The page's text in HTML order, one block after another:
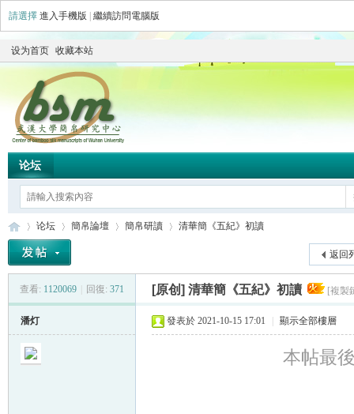
請選擇 進入手機版 繼續訪問電腦版
设为首页 收藏本站
论坛
»
论坛
›
簡帛論壇
›
簡帛研讀
›
清華簡《五紀》初讀
返回
查看: 1120069 回復: 371 [原创] 清華簡《五紀》初讀 [複製
潘灯 發表於 2021-10-15 17:01 顯示全部樓層
本帖最